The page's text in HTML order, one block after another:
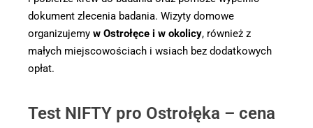
dokument zlecenia badania. Wizyty domowe
organizujemy w Ostrołęce i w okolicy, również z
małych miejscowościach i wsiach bez dodatkowych
opłat.
Test NIFTY pro Ostrołęka – cena